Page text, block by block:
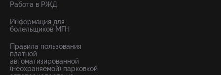
Работа в РЖД
Информация для
болельщиков МГН
Правила пользования
платной
автоматизированной
(неохраняемой) парковкой